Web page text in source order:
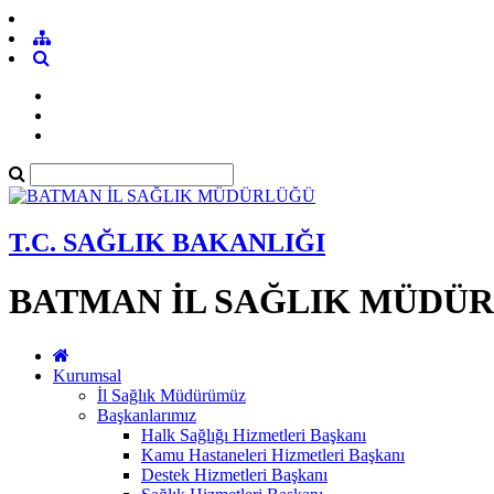
T.C. SAĞLIK BAKANLIĞI
BATMAN İL SAĞLIK
Kurumsal
İl Sağlık Müdürümüz
Başkanlarımız
Halk Sağlığı Hizmetleri Başkanı
Kamu Hastaneleri Hizmetleri Başkanı
Destek Hizmetleri Başkanı